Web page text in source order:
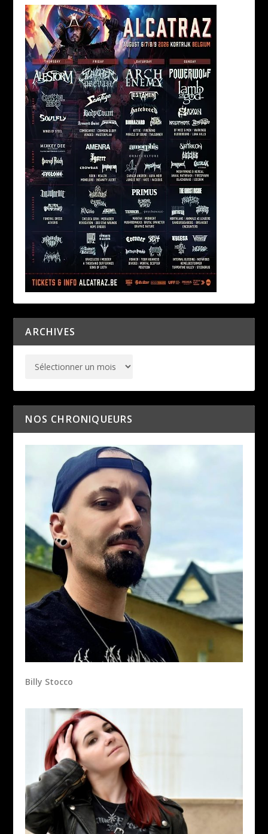
ARCHIVES
NOS CHRONIQUEURS
Billy Stocco